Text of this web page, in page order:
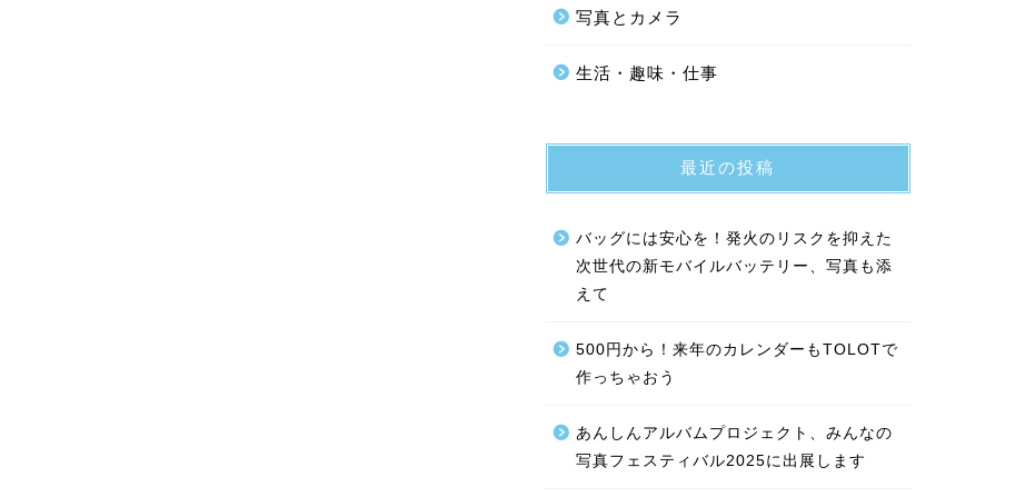
写真とカメラ
生活・趣味・仕事
最近の投稿
バッグには安心を！発火のリスクを抑えた
次世代の新モバイルバッテリー、写真も添
えて
500円から！来年のカレンダーもTOLOTで
作っちゃおう
あんしんアルバムプロジェクト、みんなの
写真フェスティバル2025に出展します